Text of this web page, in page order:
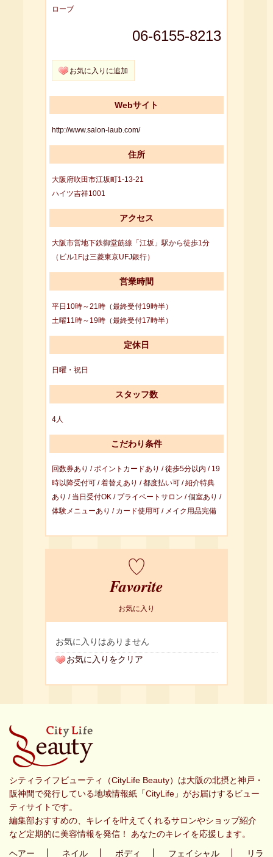
ローブ
06-6155-8213
お気に入りに追加
Webサイト
http://www.salon-laub.com/
住所
大阪府吹田市江坂町1-13-21
ハイツ吉祥1001
アクセス
大阪市営地下鉄御堂筋線「江坂」駅から徒歩1分
（ビル1Fは三菱東京UFJ銀行）
営業時間
平日10時～21時（最終受付19時半）
土曜11時～19時（最終受付17時半）
定休日
日曜・祝日
スタッフ数
4人
こだわり条件
回数券あり / ポイントカードあり / 徒歩5分以内 / 19
時以降受付可 / 着替えあり / 都度払い可 / 紹介特典
あり / 当日受付OK / プライベートサロン / 個室あり /
体験メニューあり / カード使用可 / メイク用品完備
Favorite
お気に入り
お気に入りはありません
お気に入りをクリア
シティライフビューティ（CityLife Beauty）は大阪の北摂と神戸・
阪神間で発行している地域情報紙「CityLife」がお届けするビュー
ティサイトです。
編集部おすすめの、キレイを叶えてくれるサロンやショップ紹介
など定期的に美容情報を発信！ あなたのキレイを応援します。
ヘアー
ネイル ボディ フェイシャル リラ